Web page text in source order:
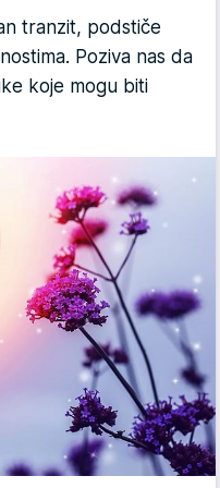
tranzit, podstiče
Poziva nas da
koje mogu biti